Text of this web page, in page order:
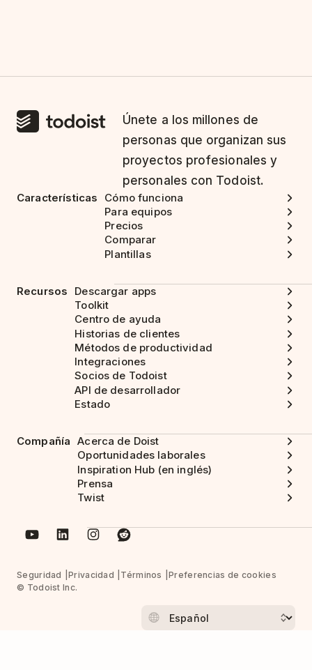
Únete a los millones de
personas que organizan sus
proyectos profesionales y
personales con Todoist.
Características
Cómo funciona
Para equipos
Precios
Comparar
Plantillas
Recursos
Descargar apps
Toolkit
Centro de ayuda
Historias de clientes
Métodos de productividad
Integraciones
Socios de Todoist
API de desarrollador
Estado
Compañía Acerca de Doist
Oportunidades laborales
Inspiration Hub (en inglés)
Prensa
Twist
Seguridad Privacidad Términos
Preferencias de cookies
© Todoist Inc.